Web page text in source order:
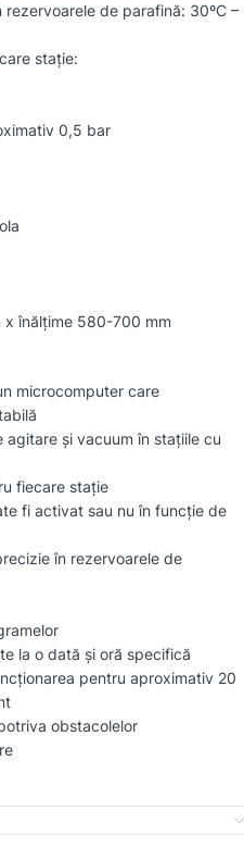
de parafină: 30ºC –
stație:
0,5 bar
x înălțime 580-700 mm
microcomputer care
și vacuum în stațiile cu
fiecare stație
fi activat sau nu în funcție de
în rezervoarele de
la o dată și oră specifică
pentru aproximativ 20
obstacolelor